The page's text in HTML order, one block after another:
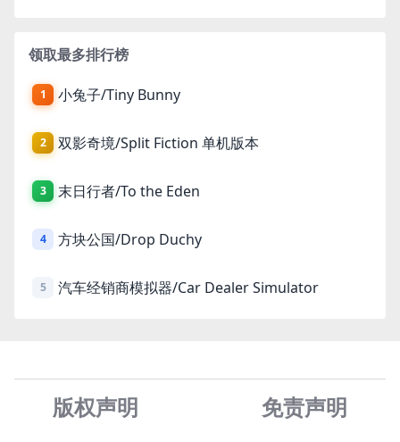
领取最多排行榜
1 小兔子/Tiny Bunny
2 双影奇境/Split Fiction 单机版本
3 末日行者/To the Eden
4 方块公国/Drop Duchy
5 汽车经销商模拟器/Car Dealer Simulator
版权声明 免责声明